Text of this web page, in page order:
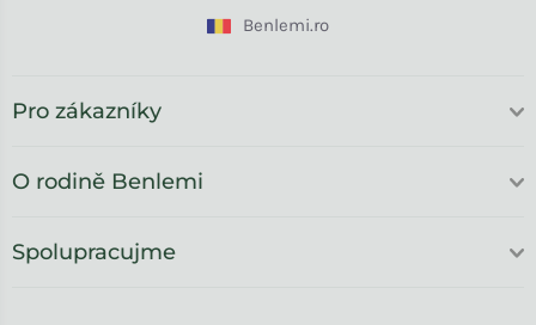
Benlemi.ro
Pro zákazníky
O rodině Benlemi
Spolupracujme